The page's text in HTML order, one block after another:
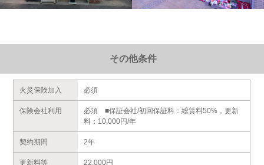
その他条件
火災保険加入 必須
保険会社利用
必須 ■保証会社/初回保証料：総賃料50%，更新
料：10,000円/年
契約期間 2年
更新料等 22,000円